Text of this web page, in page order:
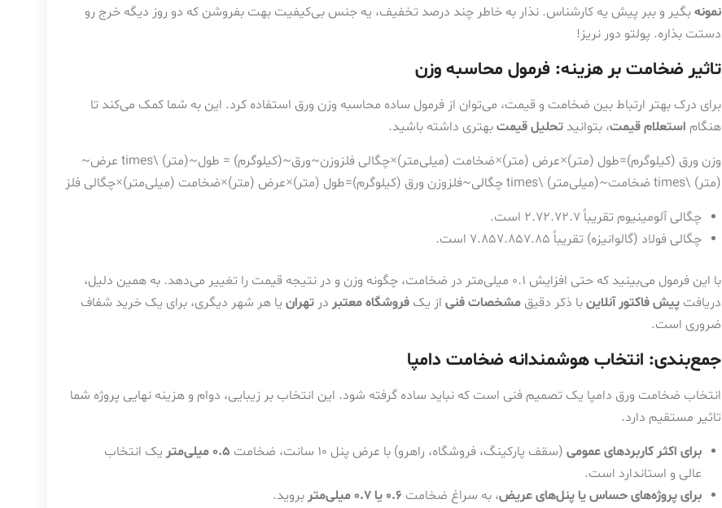
نمونهبگیر و ببر پیش یه کارشناس. نذار به خاطر چند درصد تخفیف، یه جنس بی‌کیفیت بهت بفروشن که دو روز دیگه خرج رو
دستت بذاره. پولتو دور نریز!
تاثیر ضخامت بر هزینه: فرمول محاسبه وزن
برای درک بهتر ارتباط بین ضخامت و قیمت، می‌توان از فرمول ساده محاسبه وزن ورق استفاده کرد. این به شما کمک می‌کند تا
هنگام استعلام قیمت، بتوانید تحلیل قیمتبهتری داشته باشید.
وزن ورق (کیلوگرم)=طول (متر)×عرض (متر)×ضخامت (میلی‌متر)×چگالی فلزوزن~ورق~(کیلوگرم) = طول~(متر) \times عرض~
(متر) \times ضخامت~(میلی‌متر) \times چگالی~فلز
وزن ورق (کیلوگرم)
=طول (متر)
×عرض (متر)
×ضخامت (میلی‌متر)
×چگالی فلز
چگالی آلومینیوم تقریباً
2.72.72.7
است.
چگالی فولاد (گالوانیزه) تقریباً
7.857.857.85 است.
با این فرمول می‌بینید که حتی افزایش 0.1 میلی‌متر در ضخامت، چگونه وزن و در نتیجه قیمت را تغییر می‌دهد. به همین دلیل،
دریافت پیش فاکتور آنلاینبا ذکر دقیق مشخصات فنی از یک فروشگاه معتبر در تهران یا هر شهر دیگری، برای یک خرید شفاف
ضروری است.
جمع‌بندی: انتخاب هوشمندانه ضخامت دامپا
انتخاب ضخامت ورق دامپا یک تصمیم فنی است که نباید ساده گرفته شود. این انتخاب بر زیبایی، دوام و هزینه نهایی پروژه شما
تاثیر مستقیم دارد.
برای اکثر کاربردهای عمومی (سقف پارکینگ، فروشگاه، راهرو) با عرض پنل ۱۰ سانت، ضخامت 0.5 میلی‌متر
یک انتخاب
عالی و استاندارد است.
برای پروژه‌های حساس یا پنل‌های عریض، به سراغ ضخامت 0.6 یا 0.7 میلی‌متر
بروید.